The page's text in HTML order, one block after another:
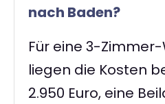
nach Baden?
Für eine 3-
liegen die Kosten
2.950 Euro, eine